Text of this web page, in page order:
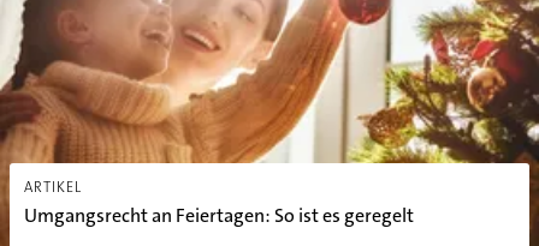
ARTIKEL
Umgangsrecht an Feiertagen: So ist es geregelt